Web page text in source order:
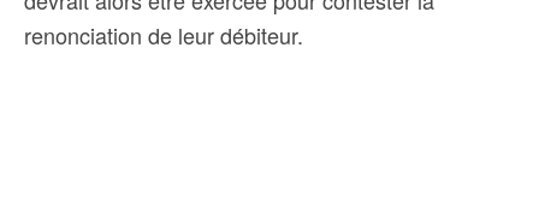
renonciation de leur débiteur.